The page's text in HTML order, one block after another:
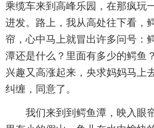
乘缆车来到高峰乐园，在那疯玩
进发。路上，我从高处往下看，
帘，心中马上就冒出许多问号：
潭还是什么？里面有多少的鳄鱼
兴趣又高涨起来，央求妈妈马上
纠缠，同意了。
我们来到到鳄鱼潭，映入眼